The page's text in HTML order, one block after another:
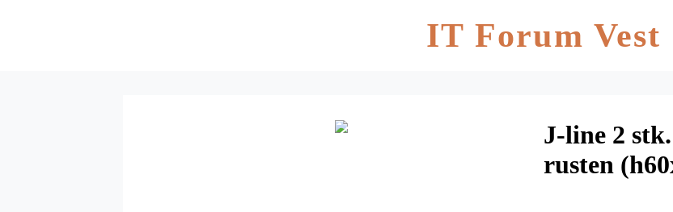
IT Forum Vest
J-line 2
rusten